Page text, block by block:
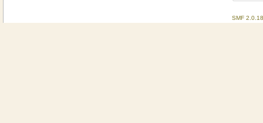
SMF 2.0.18